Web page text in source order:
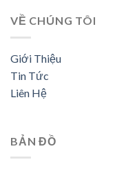
VỀ CHÚNG TÔI
Giới Thiệu
Tin Tức
Liên Hệ
BẢN ĐỒ